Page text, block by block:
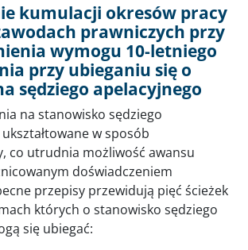
kumulacji okresów pracy
prawniczych przy
wymogu 10-letniego
przy ubieganiu się o
sędziego apelacyjnego
na stanowisko sędziego
w sposób
co utrudnia możliwość awansu
doświadczeniem
przepisy przewidują pięć ścieżek
których o stanowisko sędziego
się ubiegać: